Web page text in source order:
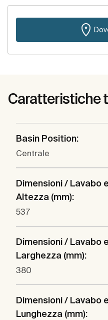
Caratteristiche
Basin Position:
Centrale
Dimensioni / Lavabo
Altezza (mm):
537
Dimensioni / Lavabo
Larghezza (mm):
380
Dimensioni / Lavabo
Lunghezza (mm):